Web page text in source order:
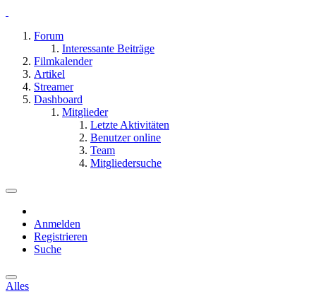
Forum
Interessante Beiträge
Filmkalender
Artikel
Streamer
Dashboard
Mitglieder
Letzte Aktivitäten
Benutzer online
Team
Mitgliedersuche
Anmelden
Registrieren
Suche
Alles